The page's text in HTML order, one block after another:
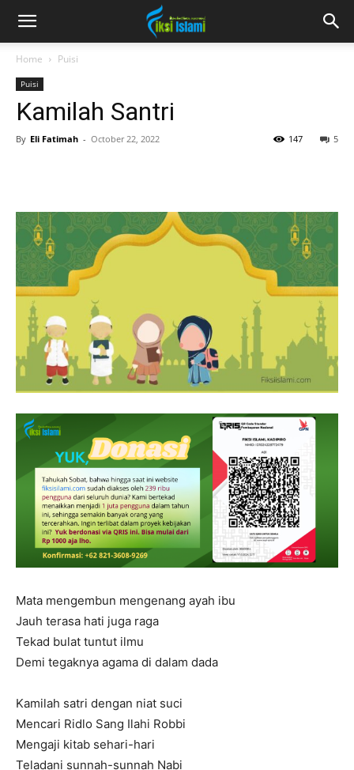
fiksiislami.com
Home Puisi
Puisi
Kamilah Santri
By Eli Fatimah - October 22, 2022 5
147
Mata mengembun mengenang ayah ibu
Jauh terasa hati juga raga
Tekad bulat tuntut ilmu
Demi tegaknya agama di dalam dada
Kamilah satri dengan niat suci
Mencari Ridlo Sang Ilahi Robbi
Mengaji kitab sehari-hari
Teladani sunnah-sunnah Nabi